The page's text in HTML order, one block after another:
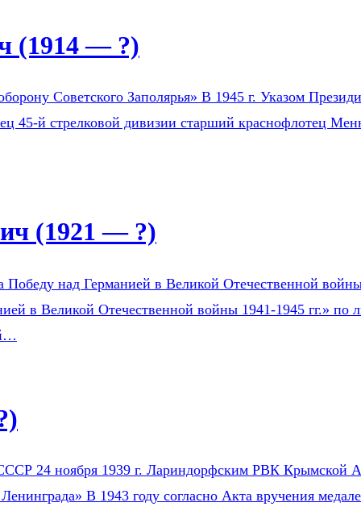
(1914 — ?)
Советского Заполярья» В 1945 г. Указом
45-й стрелковой дивизии старший краснофлотец
(1921 — ?)
над Германией в Великой Отечественной войны
в Великой Отечественной войны 1941-1945 гг.» по
24 ноября 1939 г. Лариндорфским РВК Крымской
В 1943 году согласно Акта вручения